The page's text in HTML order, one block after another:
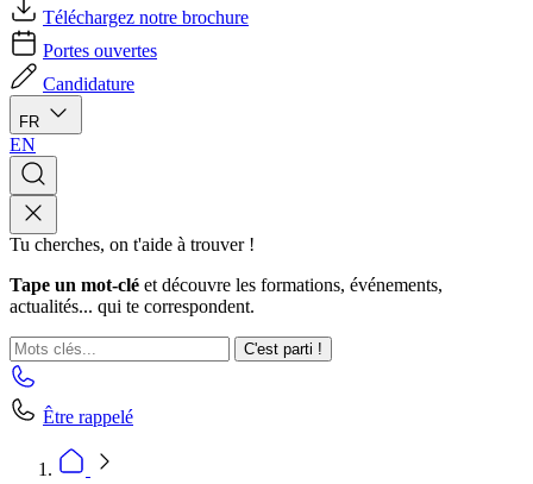
Téléchargez notre brochure
Portes ouvertes
Candidature
FR
EN
Tu cherches, on t'aide à trouver !
Tape un mot-clé et découvre les formations, événements,
actualités... qui te correspondent.
C'est parti !
Être rappelé